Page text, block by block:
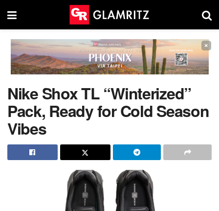
×
Nike Shox TL “Winterized”
Pack, Ready for Cold Season
Vibes